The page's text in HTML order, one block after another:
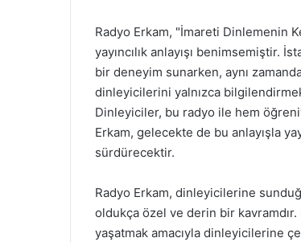
Radyo Erkam, "İmareti Dinlemenin
yayıncılık anlayışı
bir deneyim sunarken, aynı
dinleyicilerini yalnızca
Dinleyiciler, bu radyo ile hem
Erkam, gelecekte de bu anlayışla
sürdürecektir.
Radyo Erkam, dinleyicilerine
oldukça özel ve derin bir
yaşatmak amacıyla dinleyicilerine